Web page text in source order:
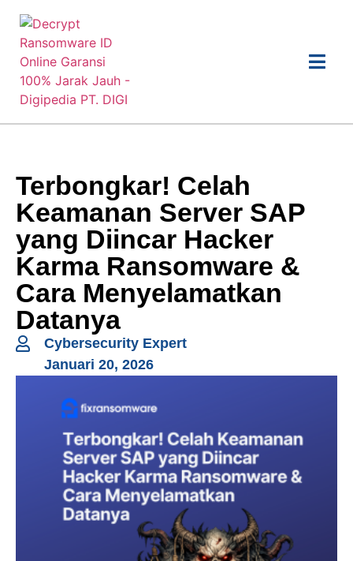
Terbongkar! Celah
Keamanan Server SAP
yang Diincar Hacker
Karma Ransomware &
Cara Menyelamatkan
Datanya
Cybersecurity Expert
Januari 20, 2026